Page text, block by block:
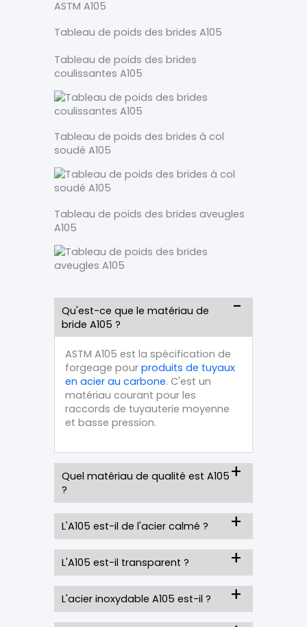
Tableau de poids des brides A105
Tableau de poids des brides
coulissantes A105
Tableau de poids des brides à col
soudé A105
Tableau de poids des brides aveugles
A105
Qu'est-ce que le matériau de
bride A105 ?
ASTM A105 est la spécification de
forgeage pour produits de tuyaux
en acier au carbone. C'est un
matériau courant pour les
raccords de tuyauterie moyenne
et basse pression.
Quel matériau de qualité est A105
?
L'A105 est-il de l'acier calmé ?
L'A105 est-il transparent ?
L'acier inoxydable A105 est-il ?